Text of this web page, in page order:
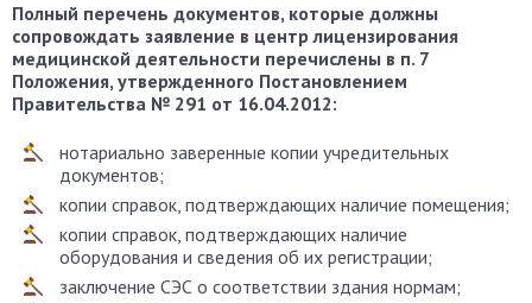
Полный перечень документов, которые должны
сопровождать заявление в центр лицензирования
медицинской деятельности перечислены в п. 7
Положения, утвержденного Постановлением
Правительства № 291 от 16.04.2012:
нотариально заверенные копии учредительных
документов;
копии справок, подтверждающих наличие помещения;
копии справок, подтверждающих наличие
оборудования и сведения об их регистрации;
заключение СЭС о соответствии здания нормам;